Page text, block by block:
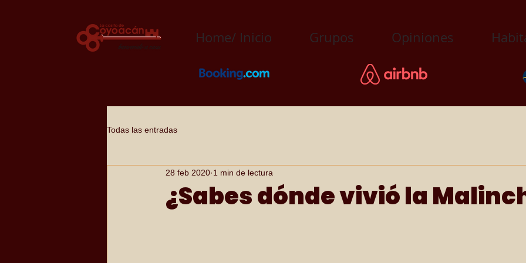
Home/ Inicio Grupos Opiniones
Todas las entradas
¿Sabes dónde vivió la
28 feb 2020 1 min de lectura